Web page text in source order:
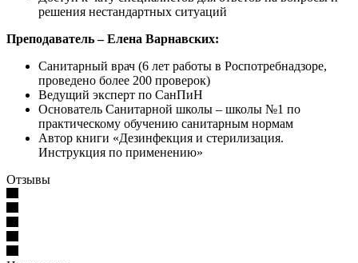
решения нестандартных ситуаций
Преподаватель – Елена Варнавских:
Санитарный врач (6 лет работы в Роспотребнадзоре,
проведено более 200 проверок)
Ведущий эксперт по СанПиН
Основатель Санитарной школы – школы №1 по
практическому обучению санитарным нормам
Автор книги «Дезинфекция и стерилизация.
Инструкция по применению»
Отзывы